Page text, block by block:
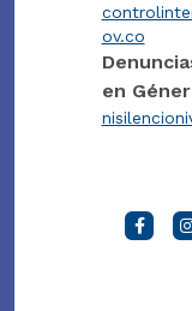
ov.co
en